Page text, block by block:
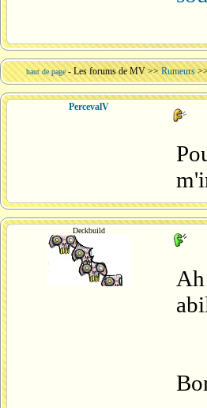
haut de page -Les forums de MV>>Rumeurs
PercevalV
Deckbuild